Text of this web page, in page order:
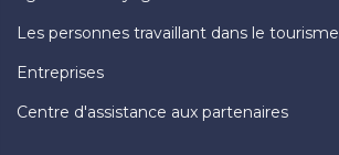
Les personnes travaillant dans le tourisme
Entreprises
Centre d'assistance aux partenaires